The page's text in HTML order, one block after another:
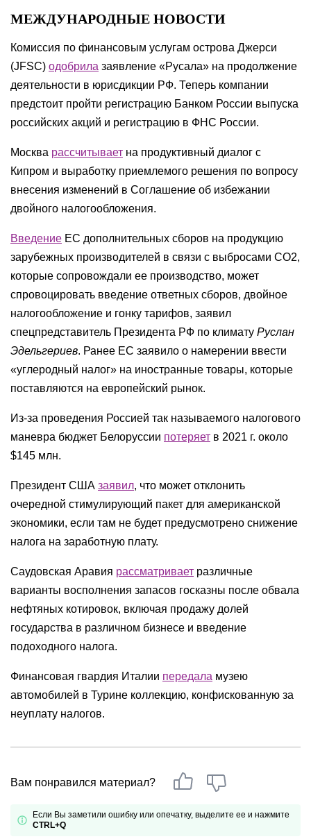
МЕЖДУНАРОДНЫЕ НОВОСТИ
Комиссия по финансовым услугам острова Джерси
(JFSC) одобрила заявление «Русала» на продолжение
деятельности в юрисдикции РФ. Теперь компании
предстоит пройти регистрацию Банком России выпуска
российских акций и регистрацию в ФНС России.
Москва рассчитывает на продуктивный диалог с
Кипром и выработку приемлемого решения по вопросу
внесения изменений в Соглашение об избежании
двойного налогообложения.
Введение ЕС дополнительных сборов на продукцию
зарубежных производителей в связи с выбросами СО2,
которые сопровождали ее производство, может
спровоцировать введение ответных сборов, двойное
налогообложение и гонку тарифов, заявил
спецпредставитель Президента РФ по климату Руслан
Эдельгериев. Ранее ЕС заявило о намерении ввести
«углеродный налог» на иностранные товары, которые
поставляются на европейский рынок.
Из-за проведения Россией так называемого налогового
маневра бюджет Белоруссии потеряет в 2021 г. около
$145 млн.
Президент США заявил, что может отклонить
очередной стимулирующий пакет для американской
экономики, если там не будет предусмотрено снижение
налога на заработную плату.
Саудовская Аравия рассматривает различные
варианты восполнения запасов госказны после обвала
нефтяных котировок, включая продажу долей
государства в различном бизнесе и введение
подоходного налога.
Финансовая гвардия Италии передала музею
автомобилей в Турине коллекцию, конфискованную за
неуплату налогов.
Вам понравился материал?
Если Вы заметили ошибку или опечатку, выделите ее и нажмите
CTRL+Q